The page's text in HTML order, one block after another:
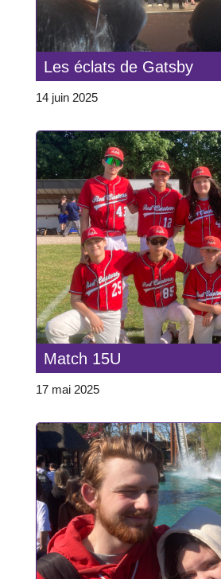
Les éclats de Gatsby
14 juin 2025
Match 15U
17 mai 2025